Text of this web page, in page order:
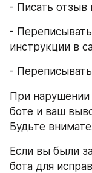
- Писать отзыв
-
инструкции в
-
При нарушении
боте и ваш
Будьте
Если вы были
бота для